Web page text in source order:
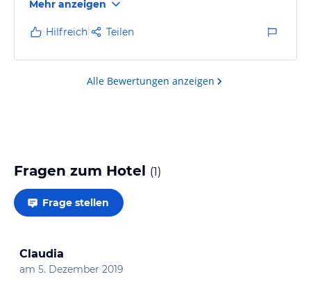
Mehr anzeigen
Hilfreich Teilen
Alle Bewertungen anzeigen
Fragen zum Hotel (1)
Frage stellen
Claudia
am 5. Dezember 2019